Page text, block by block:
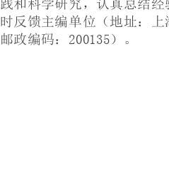
践和科学研 究，认真总结经
时反馈主编单位（地址：上
邮政编码： 200135）。